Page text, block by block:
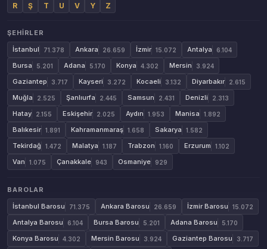
R
Ş T U V Y Z
ŞEHIRLER
İstanbul
71.378 Ankara 26.659 İzmir 15.072 Antalya 6.104
Bursa 5.201 Adana 5.170 Konya 4.302 Mersin 3.924
Gaziantep 3.717 Kayseri 3.272 Kocaeli 3.132 Diyarbakır 2.615
Muğla 2.525 Şanlıurfa 2.445 Samsun 2.431 Denizli 2.313
Hatay 2.155 Eskişehir 2.025 Aydın 1.953 Manisa 1.892
Balıkesir 1.891 Kahramanmaraş 1.658 Sakarya 1.582
Tekirdağ 1.472 Malatya 1.187 Trabzon 1.160 Erzurum 1.102
Van 1.075 Çanakkale 943 Osmaniye 929
BAROLAR
İstanbul Barosu
71.375 Ankara Barosu 26.659 İzmir Barosu 15.072
Antalya Barosu 6.104 Bursa Barosu 5.201 Adana Barosu 5.170
Konya Barosu 4.302 Mersin Barosu 3.924 Gaziantep Barosu 3.717